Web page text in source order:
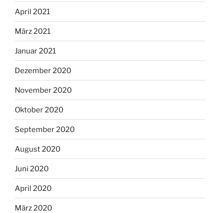
April 2021
März 2021
Januar 2021
Dezember 2020
November 2020
Oktober 2020
September 2020
August 2020
Juni 2020
April 2020
März 2020